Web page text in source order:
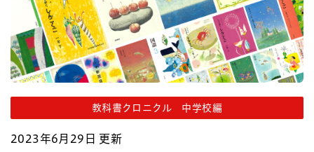
教科書クロニクル 中学校編
2023年6月29日 更新